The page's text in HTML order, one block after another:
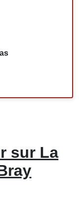
sur La